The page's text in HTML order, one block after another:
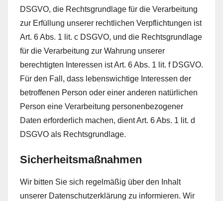
DSGVO, die Rechtsgrundlage für die Verarbeitung
zur Erfüllung unserer rechtlichen Verpflichtungen ist
Art. 6 Abs. 1 lit. c DSGVO, und die Rechtsgrundlage
für die Verarbeitung zur Wahrung unserer
berechtigten Interessen ist Art. 6 Abs. 1 lit. f DSGVO.
Für den Fall, dass lebenswichtige Interessen der
betroffenen Person oder einer anderen natürlichen
Person eine Verarbeitung personenbezogener
Daten erforderlich machen, dient Art. 6 Abs. 1 lit. d
DSGVO als Rechtsgrundlage.
Sicherheitsmaßnahmen
Wir bitten Sie sich regelmäßig über den Inhalt
unserer Datenschutzerklärung zu informieren. Wir